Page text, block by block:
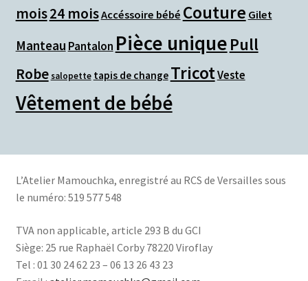
mois24 moisAccéssoire bébé Couture Gilet
Manteau Pantalon Pièce uniquePull
Robe salopette tapis de change TricotVeste
Vêtement de bébé
L’Atelier Mamouchka, enregistré au RCS de Versailles sous
le numéro: 519 577 548
TVA non applicable, article 293 B du GCI
Siège: 25 rue Raphaël Corby 78220 Viroflay
Tel : 01 30 24 62 23 – 06 13 26 43 23